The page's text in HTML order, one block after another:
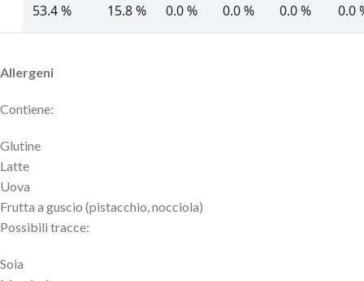
53.4 % 15.8 % 0.0 % 0.0 % 0.0 % 0.0
Allergeni
Contiene:
Glutine
Latte
Uova
Frutta a guscio (pistacchio, nocciola)
Possibili tracce:
Soia